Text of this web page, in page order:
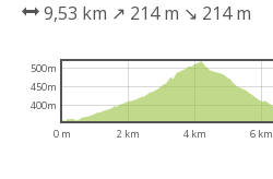
9,53 km ↗ 214 m ↘ 214 m
0 m 2 km 4 km 6 km
400m
450m
500m